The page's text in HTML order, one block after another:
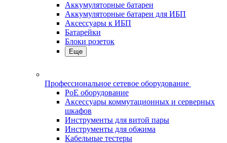
Аккумуляторные батареи
Аккумуляторные батареи для ИБП
Аксессуары к ИБП
Батарейки
Блоки розеток
Еще
Профессиональное сетевое оборудование
PoE оборудование
Аксессуары коммутационных и серверных
шкафов
Инструменты для витой пары
Инструменты для обжима
Кабельные тестеры